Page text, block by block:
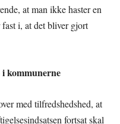
at man ikke haster en
i, at det bliver gjort
i kommunerne
med tilfredshedshed, at
fortsat skal